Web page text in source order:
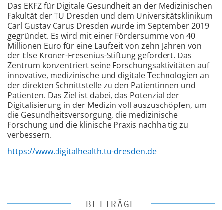
Das EKFZ für Digitale Gesundheit an der Medizinischen
Fakultät der TU Dresden und dem Universitätsklinikum
Carl Gustav Carus Dresden wurde im September 2019
gegründet. Es wird mit einer Fördersumme von 40
Millionen Euro für eine Laufzeit von zehn Jahren von
der Else Kröner-Fresenius-Stiftung gefördert. Das
Zentrum konzentriert seine Forschungsaktivitäten auf
innovative, medizinische und digitale Technologien an
der direkten Schnittstelle zu den Patientinnen und
Patienten. Das Ziel ist dabei, das Potenzial der
Digitalisierung in der Medizin voll auszuschöpfen, um
die Gesundheitsversorgung, die medizinische
Forschung und die klinische Praxis nachhaltig zu
verbessern.
https://www.digitalhealth.tu-dresden.de
BEITRÄGE